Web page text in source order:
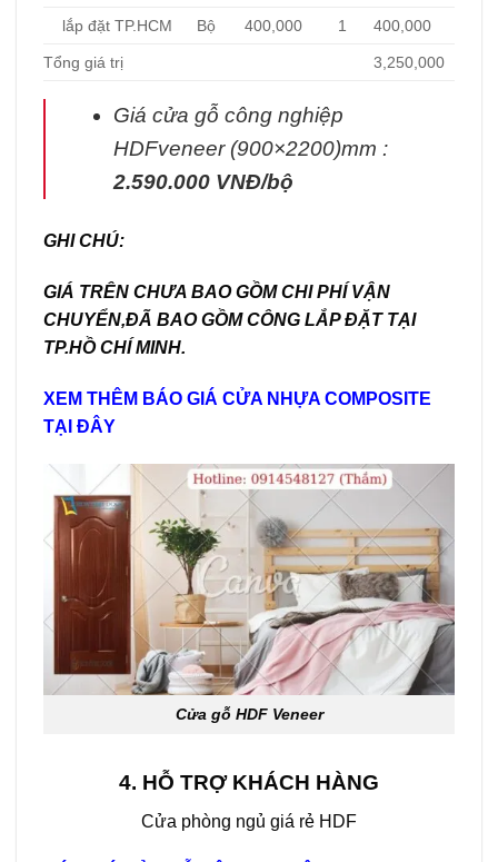
lắp đặt TP.HCM Bộ 400,000 1 400,000
Tổng giá trị 3,250,000
Giá cửa gỗ công nghiệp
HDFveneer (900×2200)mm :
2.590.000 VNĐ/bộ
GHI CHÚ:
GIÁ TRÊN CHƯA BAO GỒM CHI PHÍ VẬN
CHUYỂN,ĐÃ BAO GỒM CÔNG LẮP ĐẶT TẠI
TP.HỒ CHÍ MINH.
XEM THÊM BÁO GIÁ CỬA NHỰA COMPOSITE
TẠI ĐÂY
Cửa gỗ HDF Veneer
4. HỖ TRỢ KHÁCH HÀNG
Cửa phòng ngủ giá rẻ HDF